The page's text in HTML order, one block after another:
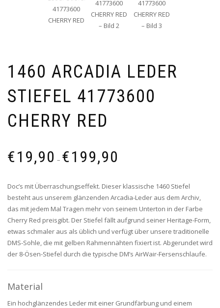
1460 ARCADIA LEDER
STIEFEL 41773600
CHERRY RED
€19,90 – €199,90
€199,90
Doc’s mit Überraschungseffekt. Dieser klassische 1460 Stiefel
besteht aus unserem glänzenden Arcadia-Leder aus dem Archiv,
das mit jedem Mal Tragen mehr von seinem Unterton in der Farbe
Cherry Red preisgibt. Der Stiefel fällt aufgrund seiner Heritage-Form,
etwas schmaler aus als üblich und verfügt über unsere traditionelle
DMS-Sohle, die mit gelben Rahmennähten fixiert ist. Abgerundet wird
der 8-Ösen-Stiefel durch die typische DM’s AirWair-Fersenschlaufe.
Material
Ein hochglänzendes Leder mit einer Grundfärbung und einem